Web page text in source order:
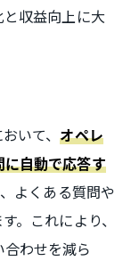
収益向上に大
いて、オペレ
自動で応答す
よくある質問や
。これにより、
わせを減ら